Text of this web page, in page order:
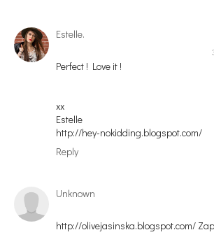
Estelle.
Perfect ! Love it !
xx
Estelle
http://hey-nokidding.blogspot.com/
Reply
Unknown
http://olivejasinska.blogspot.com/